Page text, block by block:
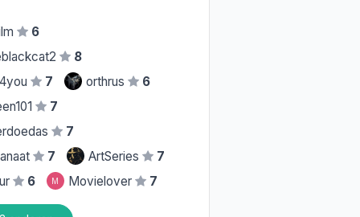
6
8
7 orthrus 6
7
7
7 ArtSeries
7
6 M Movielover 7